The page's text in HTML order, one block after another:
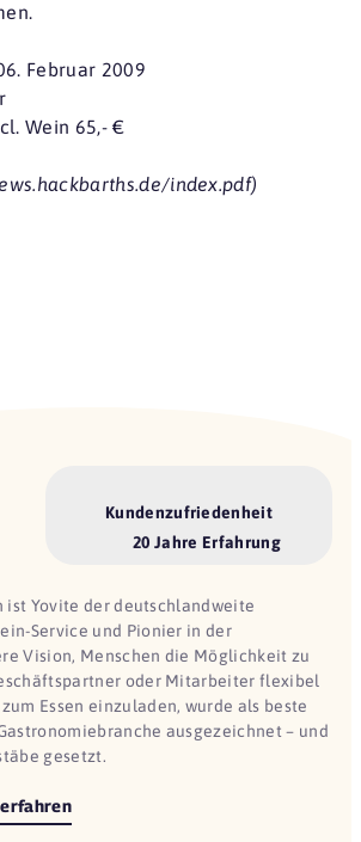
Februar 2009
Wein 65,- €
index.pdf)
Kundenzufriedenheit
20 Jahre Erfahrung
ist Yovite der deutschlandweite
Service und Pionier in der
Vision, Menschen die Möglichkeit zu
oder Mitarbeiter flexibel
Essen einzuladen, wurde als beste
ausgezeichnet – und
gesetzt.